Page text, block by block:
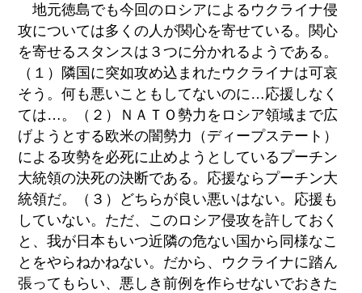
地元徳島でも今回のロシアによるウクライナ侵
攻については多くの人が関心を寄せている。関心
を寄せるスタンスは３つに分かれるようである。
（１）隣国に突如攻め込まれたウクライナは可哀
そう。何も悪いこともしてないのに…応援しなく
ては…。（２）ＮＡＴＯ勢力をロシア領域まで広
げようとする欧米の闇勢力（ディープステート）
による攻勢を必死に止めようとしているプーチン
大統領の決死の決断である。応援ならプーチン大
統領だ。（３）どちらが良い悪いはない。応援も
していない。ただ、このロシア侵攻を許しておく
と、我が日本もいつ近隣の危ない国から同様なこ
とをやらねかねない。だから、ウクライナに踏ん
張ってもらい、悪しき前例を作らせないでおきた